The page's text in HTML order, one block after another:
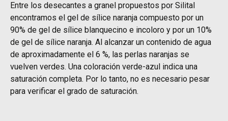
Entre los desecantes a granel propuestos por Silital
encontramos el gel de sílice naranja compuesto por un
90% de gel de sílice blanquecino e incoloro y por un 10%
de gel de sílice naranja. Al alcanzar un contenido de agua
de aproximadamente el 6 %, las perlas naranjas se
vuelven verdes. Una coloración verde-azul indica una
saturación completa. Por lo tanto, no es necesario pesar
para verificar el grado de saturación.